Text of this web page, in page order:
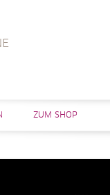
ZUM SHOP